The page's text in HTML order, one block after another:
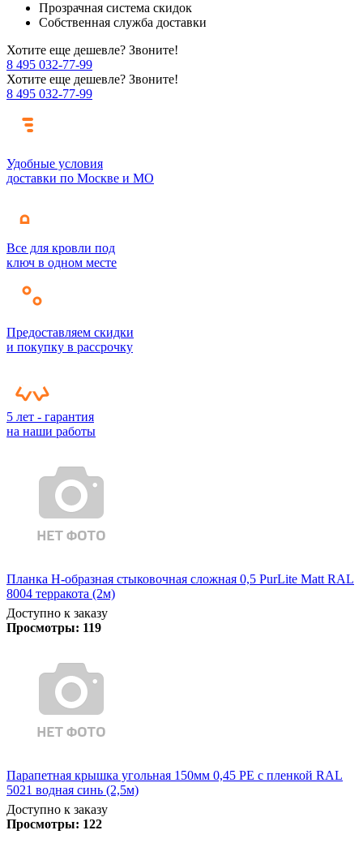
Прозрачная система скидок
Собственная служба доставки
Хотите еще дешевле? Звоните!
8 495 032-77-99
Хотите еще дешевле? Звоните!
8 495 032-77-99
Удобные условия
доставки по Москве и МО
Все для кровли под
ключ в одном месте
Предоставляем скидки
и покупку в рассрочку
5 лет - гарантия
на наши работы
Планка Н-образная стыковочная сложная 0,5 PurLite Matt RAL
8004 терракота (2м)
Доступно к заказу
Просмотры: 119
Парапетная крышка угольная 150мм 0,45 PE с пленкой RAL
5021 водная синь (2,5м)
Доступно к заказу
Просмотры: 122